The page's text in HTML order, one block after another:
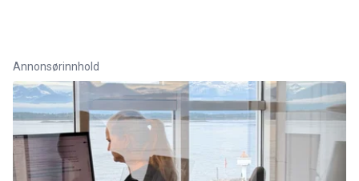
Annonsørinnhold